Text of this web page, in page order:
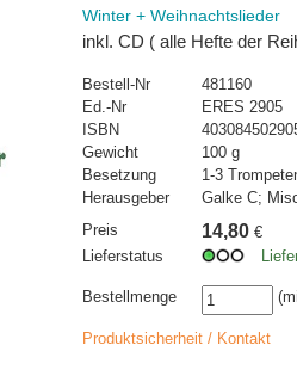
Winter + Weihnachtslieder
inkl. CD ( alle Hefte der
Bestell-Nr
481160
Ed.-Nr
ERES 2905
ISBN
Gewicht
100 g
Besetzung
1-3
Herausgeber
Galke C;
Preis
14,80 €
Lieferstatus
Bestellmenge
Produktsicherheit / Kontakt